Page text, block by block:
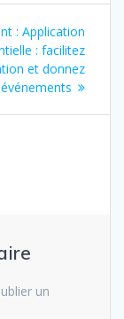
: Article
suivant
:
Application
: facilitez
et donnez
un